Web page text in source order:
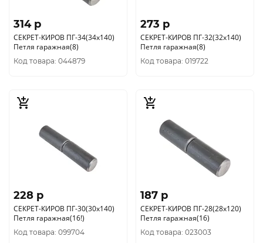
314 p
СЕКРЕТ-КИРОВ ПГ-34(34х140)
Петля гаражная(8)
Код товара: 044879
273 p
СЕКРЕТ-КИРОВ ПГ-32(32х140)
Петля гаражная(8)
Код товара: 019722
228 p
СЕКРЕТ-КИРОВ ПГ-30(30х140)
Петля гаражная(16!)
Код товара: 099704
187 p
СЕКРЕТ-КИРОВ ПГ-28(28х120)
Петля гаражная(16)
Код товара: 023003